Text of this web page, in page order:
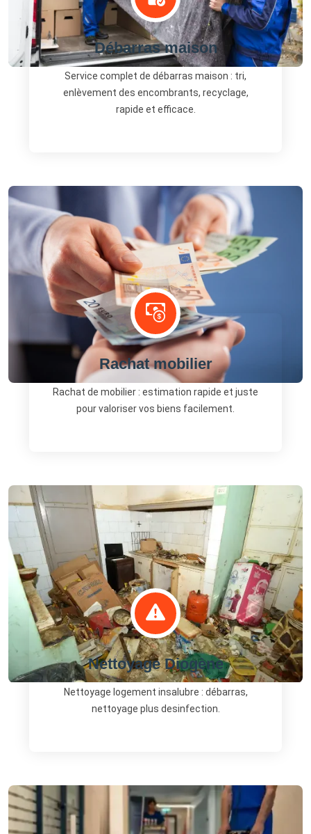
Débarras maison
Service complet de débarras maison : tri,
enlèvement des encombrants, recyclage,
rapide et efficace.
Rachat mobilier
Rachat de mobilier : estimation rapide et juste
pour valoriser vos biens facilement.
Nettoyage Diogène
Nettoyage logement insalubre : débarras,
nettoyage plus desinfection.